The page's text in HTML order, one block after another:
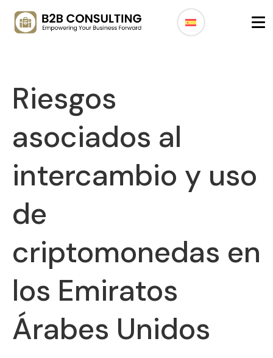
Riesgos
asociados al
intercambio y uso
de
criptomonedas en
los Emiratos
Árabes Unidos